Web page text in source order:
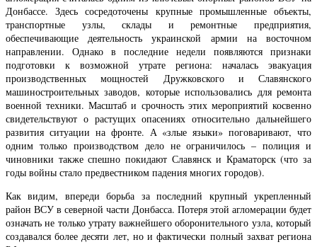
Донбассе. Здесь сосредоточены крупные промышленные объекты,
транспортные узлы, склады и ремонтные предприятия,
обеспечивающие деятельность украинской армии на восточном
направлении. Однако в последние недели появляются признаки
подготовки к возможной утрате региона: началась эвакуация
производственных мощностей Дружковского и Славянского
машиностроительных заводов, которые использовались для ремонта
военной техники. Масштаб и срочность этих мероприятий косвенно
свидетельствуют о растущих опасениях относительно дальнейшего
развития ситуации на фронте. А «злые языки» поговаривают, что
одним только производством дело не ограничилось – полиция и
чиновники также спешно покидают Славянск и Краматорск (что за
годы войны стало предвестником падения многих городов).
Как видим, впереди борьба за последний крупный укрепленный
район ВСУ в северной части Донбасса. Потеря этой агломерации будет
означать не только утрату важнейшего оборонительного узла, который
создавался более десяти лет, но и фактически полный захват региона